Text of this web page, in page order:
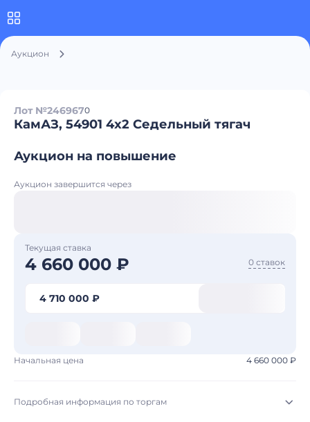
Аукцион
Лот №2469670
КамАЗ, 54901 4x2 Седельный тягач
Аукцион на повышение
Аукцион завершится через
Текущая ставка
4 660 000 ₽ 0 ставок
4 710 000 ₽
Начальная цена 4 660 000 ₽
Подробная информация по торгам